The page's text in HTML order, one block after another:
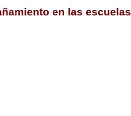
en las escuelas